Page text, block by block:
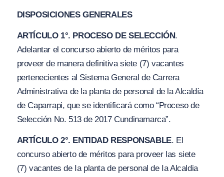
DISPOSICIONES GENERALES
ARTÍCULO 1°. PROCESO DE SELECCIÓN.
Adelantar el concurso abierto de méritos para
proveer de manera definitiva siete (7) vacantes
pertenecientes al Sistema General de Carrera
Administrativa de la planta de personal de la Alcaldía
de Caparrapi, que se identificará como “Proceso de
Selección No. 513 de 2017 Cundinamarca”.
ARTÍCULO 2°. ENTIDAD RESPONSABLE. El
concurso abierto de méritos para proveer las siete
(7) vacantes de Ia planta de personal de Ia Alcaldia